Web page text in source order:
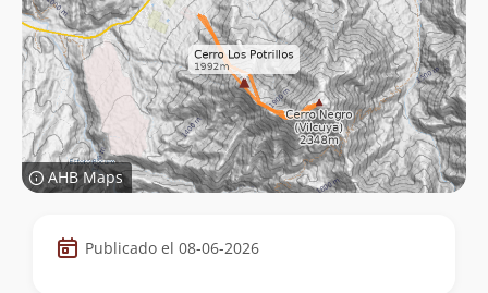
AHB Maps
Datos
de
Publicado el 08-06-2026